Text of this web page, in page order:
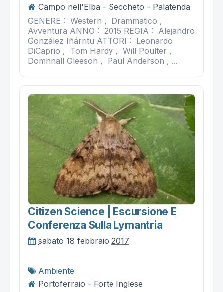
Campo nell'Elba - Seccheto - Palatenda
GENERE : Western , Drammatico ,
Avventura ANNO : 2015 REGIA : Alejandro
González Iñárritu ATTORI : Leonardo
DiCaprio , Tom Hardy , Will Poulter ,
Domhnall Gleeson , Paul Anderson , ...
Citizen Science | Escursione E
Conferenza Sulla Lymantria
sabato 18 febbraio 2017
Ambiente
Portoferraio - Forte Inglese